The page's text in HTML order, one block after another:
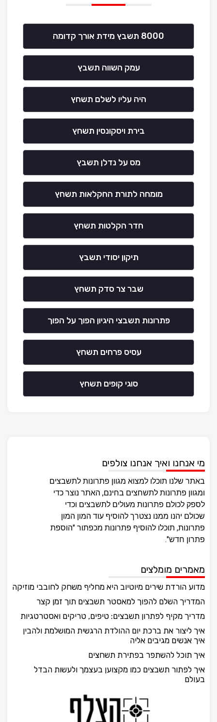
8000 תשבץ מידת אורך קדומה
עמק השווה תשבץ
היה עליו לשלם תשחץ
בירת ויסקונסין תשחץ
מס על נדלן תשבץ
מומחה לתורת החקלאות תשחץ
חדר הקלטות תשחץ
תיקון יסודי תשבץ
שבר צר סדק תשחץ
פתרונות תשבצי היגיון הפוך על הפוך
עסיס פרחים תשחץ
סוגי קופים תשחץ
מי אנחנו ואיך אנחנו צולפים
באתר שלנו תוכלו למצוא מגוון פתרונות לתשבצים
ומגוון פתרונות לתשחצים בחינם, האתר נוצר כדי
לספק לכולם פתרונות מעולים לתשבצים וכדי
שכולם יהנו ממנו נצטרך להוסיף עוד המון המון
פתרונות, תוכלו להוסיף פתרונות מכפתור "הוספת
פתרון חדש".
מאמרים מומלצים
מדוע הורדת שירים מיוטיוב היא מחליף משחק לחובבי מוזיקה
המדריך השלם להפוך למאסטר תשבצים תוך זמן קצר
מדריך מקיף לפתרון תשבצים: טיפים, טריקים ואסטרטגיות
איך ליצור את ברכת יום ההולדת הרגשית המושלמת ולהבין
איך אנשים מגיבים אליה
איך תוכל להשתפר בפתירת תשחצים
איך לפתור תשבצים כמו מקצוען בעצמך ולעשות הבדל
בעולם